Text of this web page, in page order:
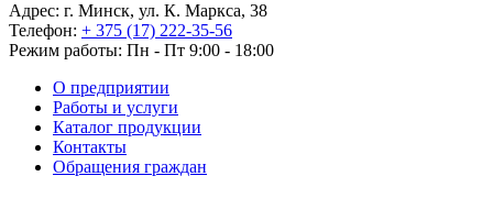
Адрес: г. Минск, ул. К. Маркса, 38
Телефон: + 375 (17) 222-35-56
Режим работы: Пн - Пт 9:00 - 18:00
О предприятии
Работы и услуги
Каталог продукции
Контакты
Обращения граждан